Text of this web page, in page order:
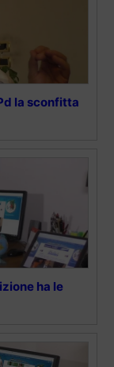
la sconfitta
ha le